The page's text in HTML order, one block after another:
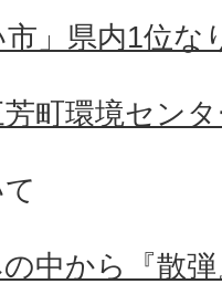
市」県内1位な
町環境セン
の中から『散